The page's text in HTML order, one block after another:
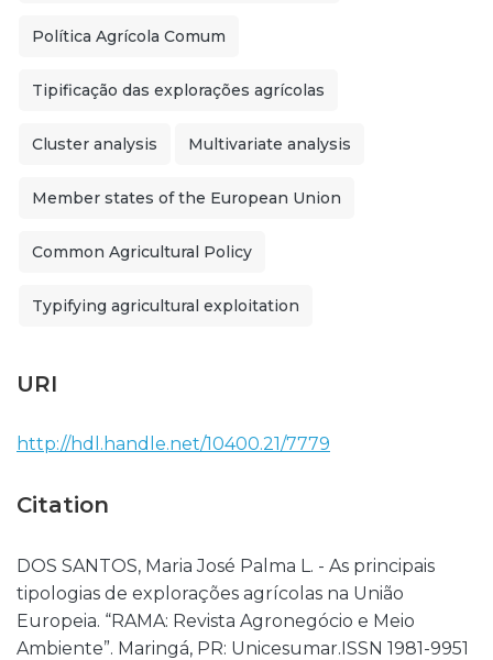
Política Agrícola Comum
Tipificação das explorações agrícolas
Cluster analysis Multivariate analysis
Member states of the European Union
Common Agricultural Policy
Typifying agricultural exploitation
URI
http://hdl.handle.net/10400.21/7779
Citation
DOS SANTOS, Maria José Palma L. - As principais
tipologias de explorações agrícolas na União
Europeia. “RAMA: Revista Agronegócio e Meio
Ambiente”. Maringá, PR: Unicesumar.ISSN 1981-9951